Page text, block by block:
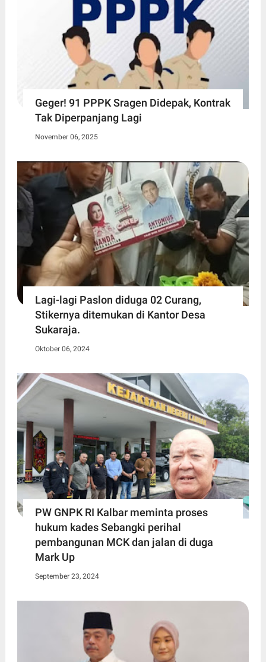
Geger! 91 PPPK Sragen Didepak, Kontrak
Tak Diperpanjang Lagi
November 06, 2025
Lagi-lagi Paslon diduga 02 Curang,
Stikernya ditemukan di Kantor Desa
Sukaraja.
Oktober 06, 2024
PW GNPK RI Kalbar meminta proses
hukum kades Sebangki perihal
pembangunan MCK dan jalan di duga
Mark Up
September 23, 2024